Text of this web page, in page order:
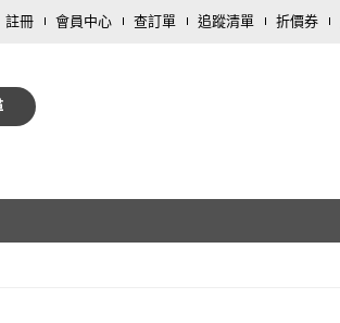
註冊 會員中心 查訂單 追蹤清單 折價券